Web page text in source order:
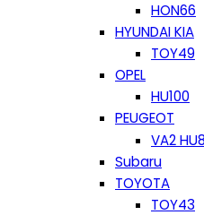
HON66
HYUNDAI KIA
TOY49
OPEL
HU100
PEUGEOT
VA2
Subaru
TOYOTA
TOY43